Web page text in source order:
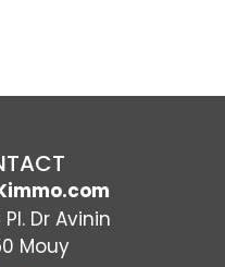
Pl. Dr Avinin
Mouy